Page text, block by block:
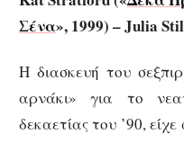
Σένα», 1999) – Julia
Η διασκευή του
αρνάκι» για το
δεκαετίας του ’90,